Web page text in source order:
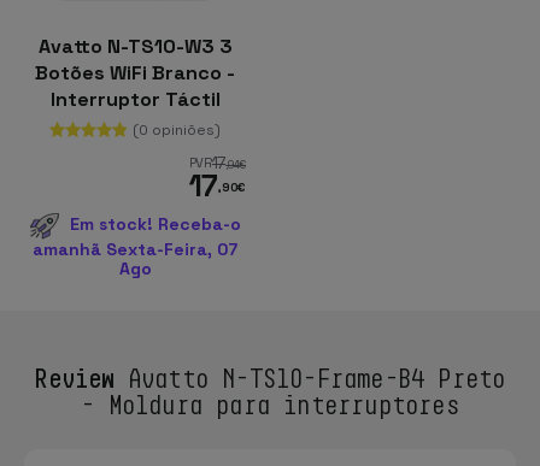
Avatto N-TS10-W3 3
Botões WiFi Branco -
Interruptor Táctil
Inteligente
(0 opiniões)
PVR17,94€
17,90€
Em stock! Receba-o
amanhã Sexta-Feira, 07
Ago
Review Avatto N-TS10-Frame-B4 Preto
- Moldura para interruptores